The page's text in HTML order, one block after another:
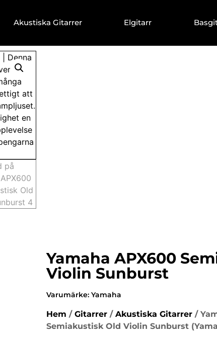
Akustiska Gitarrer Elgitarr
Yamaha APX600
Violin Sunburst
Varumärke: Yamaha
Hem / Gitarrer / Akustiska Gitarrer /
Semiakustisk Old Violin Sunburst